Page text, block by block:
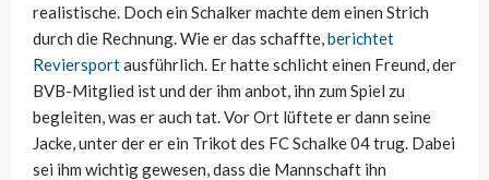
realistische. Doch ein Schalker machte dem einen Strich
durch die Rechnung. Wie er das schaffte,berichtet
Reviersportausführlich. Er hatte schlicht einen Freund, der
BVB-Mitglied ist und der ihm anbot, ihn zum Spiel zu
begleiten, was er auch tat. Vor Ort lüftete er dann seine
Jacke, unter der er ein Trikot des FC Schalke 04 trug. Dabei
sei ihm wichtig gewesen, dass die Mannschaft ihn